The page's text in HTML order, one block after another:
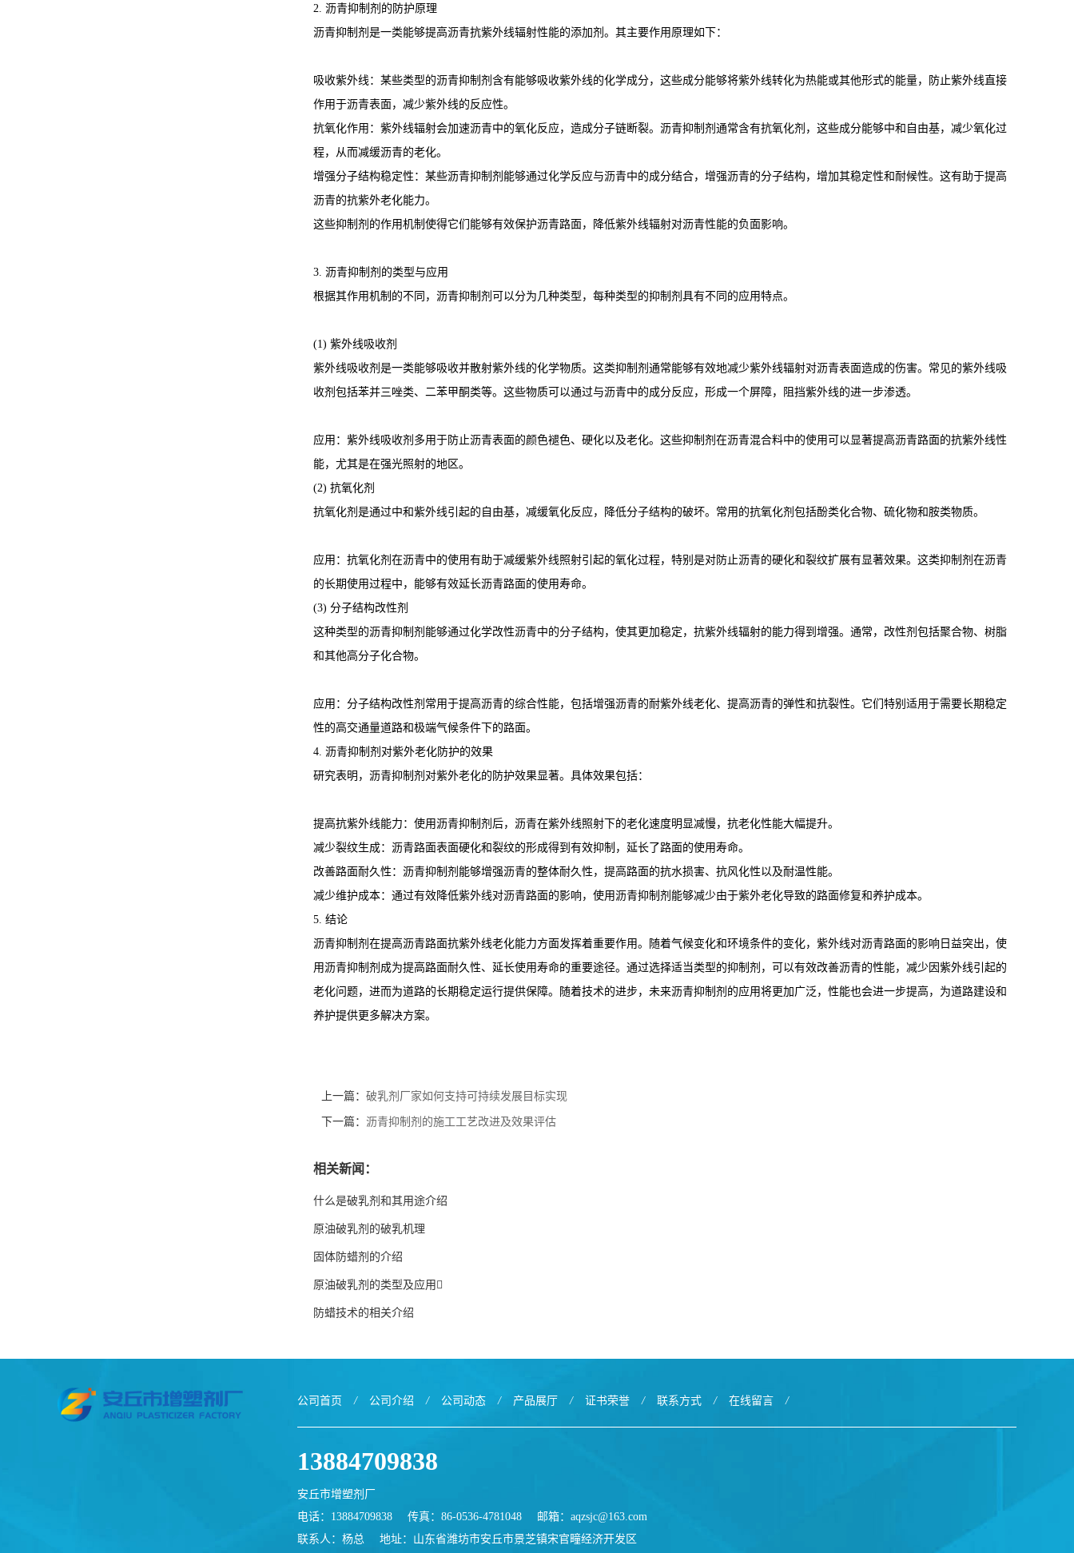
2. 沥青抑制剂的防护原理
沥青抑制剂是一类能够提高沥青抗紫外线辐射性能的添加剂。其主要作用原理如下：
吸收紫外线：某些类型的沥青抑制剂含有能够吸收紫外线的化学成分，这些成分能够将紫外线转化为热能或其他形式的能量，防止紫外线直接
作用于沥青表面，减少紫外线的反应性。
抗氧化作用：紫外线辐射会加速沥青中的氧化反应，造成分子链断裂。沥青抑制剂通常含有抗氧化剂，这些成分能够中和自由基，减少氧化过
程，从而减缓沥青的老化。
增强分子结构稳定性：某些沥青抑制剂能够通过化学反应与沥青中的成分结合，增强沥青的分子结构，增加其稳定性和耐候性。这有助于提高
沥青的抗紫外老化能力。
这些抑制剂的作用机制使得它们能够有效保护沥青路面，降低紫外线辐射对沥青性能的负面影响。
3. 沥青抑制剂的类型与应用
根据其作用机制的不同，沥青抑制剂可以分为几种类型，每种类型的抑制剂具有不同的应用特点。
(1) 紫外线吸收剂
紫外线吸收剂是一类能够吸收并散射紫外线的化学物质。这类抑制剂通常能够有效地减少紫外线辐射对沥青表面造成的伤害。常见的紫外线吸
收剂包括苯并三唑类、二苯甲酮类等。这些物质可以通过与沥青中的成分反应，形成一个屏障，阻挡紫外线的进一步渗透。
应用：紫外线吸收剂多用于防止沥青表面的颜色褪色、硬化以及老化。这些抑制剂在沥青混合料中的使用可以显著提高沥青路面的抗紫外线性
能，尤其是在强光照射的地区。
(2) 抗氧化剂
抗氧化剂是通过中和紫外线引起的自由基，减缓氧化反应，降低分子结构的破坏。常用的抗氧化剂包括酚类化合物、硫化物和胺类物质。
应用：抗氧化剂在沥青中的使用有助于减缓紫外线照射引起的氧化过程，特别是对防止沥青的硬化和裂纹扩展有显著效果。这类抑制剂在沥青
的长期使用过程中，能够有效延长沥青路面的使用寿命。
(3) 分子结构改性剂
这种类型的沥青抑制剂能够通过化学改性沥青中的分子结构，使其更加稳定，抗紫外线辐射的能力得到增强。通常，改性剂包括聚合物、树脂
和其他高分子化合物。
应用：分子结构改性剂常用于提高沥青的综合性能，包括增强沥青的耐紫外线老化、提高沥青的弹性和抗裂性。它们特别适用于需要长期稳定
性的高交通量道路和极端气候条件下的路面。
4. 沥青抑制剂对紫外老化防护的效果
研究表明，沥青抑制剂对紫外老化的防护效果显著。具体效果包括：
提高抗紫外线能力：使用沥青抑制剂后，沥青在紫外线照射下的老化速度明显减慢，抗老化性能大幅提升。
减少裂纹生成：沥青路面表面硬化和裂纹的形成得到有效抑制，延长了路面的使用寿命。
改善路面耐久性：沥青抑制剂能够增强沥青的整体耐久性，提高路面的抗水损害、抗风化性以及耐温性能。
减少维护成本：通过有效降低紫外线对沥青路面的影响，使用沥青抑制剂能够减少由于紫外老化导致的路面修复和养护成本。
5. 结论
沥青抑制剂在提高沥青路面抗紫外线老化能力方面发挥着重要作用。随着气候变化和环境条件的变化，紫外线对沥青路面的影响日益突出，使
用沥青抑制剂成为提高路面耐久性、延长使用寿命的重要途径。通过选择适当类型的抑制剂，可以有效改善沥青的性能，减少因紫外线引起的
老化问题，进而为道路的长期稳定运行提供保障。随着技术的进步，未来沥青抑制剂的应用将更加广泛，性能也会进一步提高，为道路建设和
养护提供更多解决方案。
上一篇： 破乳剂厂家如何支持可持续发展目标实现
下一篇： 沥青抑制剂的施工工艺改进及效果评估
相关新闻：
什么是破乳剂和其用途介绍
原油破乳剂的破乳机理
固体防蜡剂的介绍
原油破乳剂的类型及应用
防蜡技术的相关介绍
公司首页 / 公司介绍 / 公司动态 / 产品展厅 / 证书荣誉 / 联系方式 / 在线留言 /
13884709838
安丘市增塑剂厂
电话：13884709838
传真：86-0536-4781048 邮箱： aqzsjc@163.com
联系人：杨总
地址：山东省潍坊市安丘市景芝镇宋官疃经济开发区